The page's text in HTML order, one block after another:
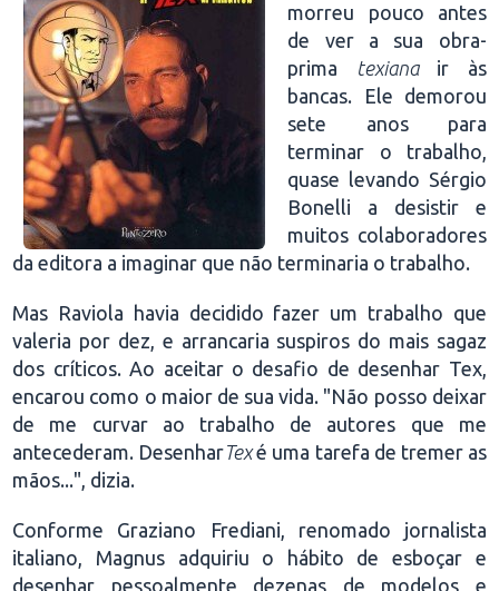
morreu pouco antes
de ver a sua obra-
prima
texianair às
bancas. Ele demorou
sete anos para
terminar o trabalho,
quase levando Sérgio
Bonelli a desistir e
muitos colaboradores
da editora a imaginar que não terminaria o trabalho.
Mas Raviola havia decidido fazer um trabalho que
valeria por dez, e arrancaria suspiros do mais sagaz
dos críticos. Ao aceitar o desafio de desenhar Tex,
encarou como o maior de sua vida. "Não posso deixar
de me curvar ao trabalho de autores que me
antecederam. DesenharTexé uma tarefa de tremer as
mãos...", dizia.
Conforme Graziano Frediani, renomado jornalista
italiano, Magnus adquiriu o hábito de esboçar e
desenhar pessoalmente dezenas de modelos e